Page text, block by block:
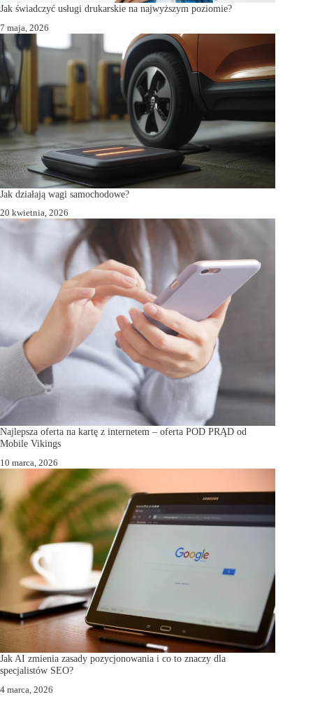
Jak świadczyć usługi drukarskie na najwyższym poziomie?
7 maja, 2026
Jak działają wagi samochodowe?
20 kwietnia, 2026
Najlepsza oferta na kartę z internetem – oferta POD PRĄD od
Mobile Vikings
10 marca, 2026
Jak AI zmienia zasady pozycjonowania i co to znaczy dla
specjalistów SEO?
4 marca, 2026